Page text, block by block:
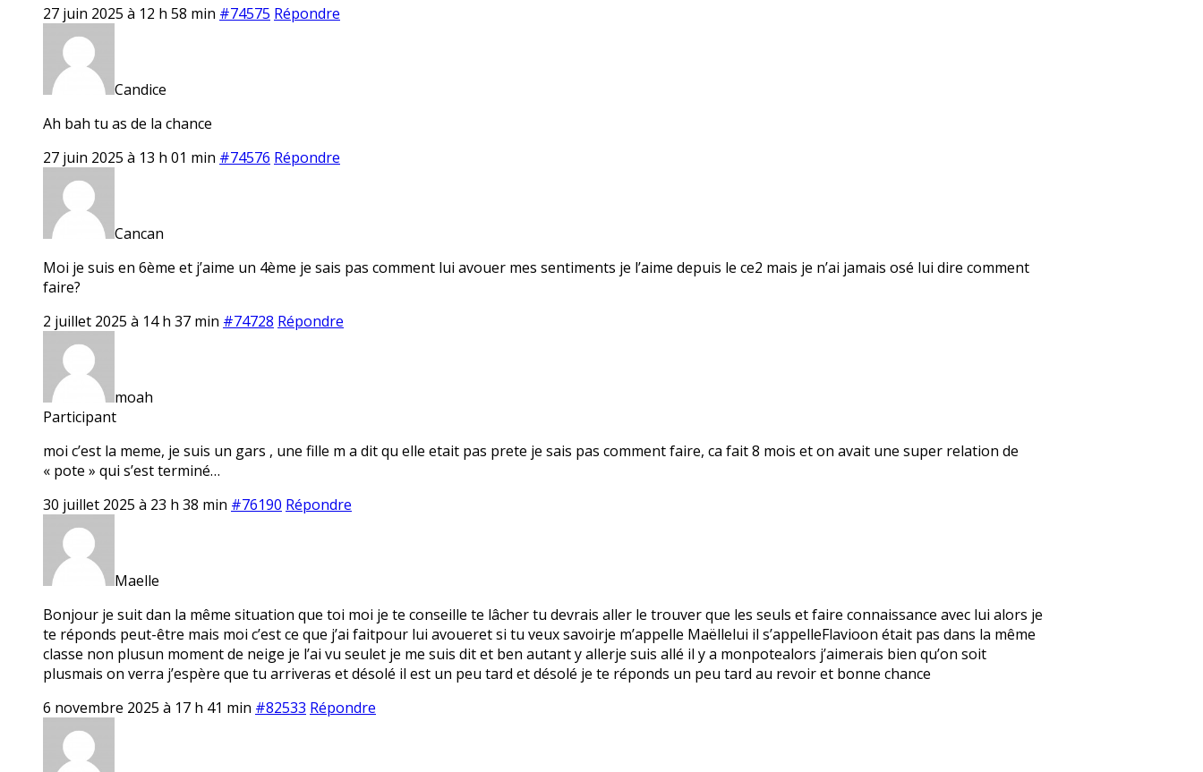
27 juin 2025 à 12 h 58 min #74575 Répondre
Candice
Ah bah tu as de la chance
27 juin 2025 à 13 h 01 min #74576 Répondre
Cancan
Moi je suis en 6ème et j’aime un 4ème je sais pas comment lui avouer mes sentiments je l’aime depuis le ce2 mais je n’ai jamais osé lui dire comment
faire?
2 juillet 2025 à 14 h 37 min #74728 Répondre
moah
Participant
moi c’est la meme, je suis un gars , une fille m a dit qu elle etait pas prete je sais pas comment faire, ca fait 8 mois et on avait une super relation de
« pote » qui s’est terminé…
30 juillet 2025 à 23 h 38 min #76190 Répondre
Maelle
Bonjour je suit dan la même situation que toi moi je te conseille te lâcher tu devrais aller le trouver que les seuls et faire connaissance avec lui alors je
te réponds peut-être mais moi c’est ce que j’ai faitpour lui avoueret si tu veux savoirje m’appelle Maëllelui il s’appelleFlavioon était pas dans la même
classe non plusun moment de neige je l’ai vu seulet je me suis dit et ben autant y allerje suis allé il y a monpotealors j’aimerais bien qu’on soit
plusmais on verra j’espère que tu arriveras et désolé il est un peu tard et désolé je te réponds un peu tard au revoir et bonne chance
6 novembre 2025 à 17 h 41 min #82533 Répondre